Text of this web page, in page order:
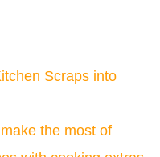
Scraps into
the most of